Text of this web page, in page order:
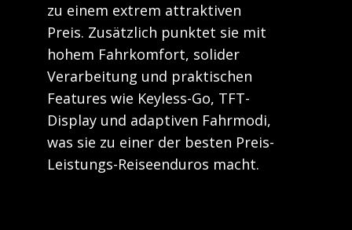
zu einem extrem attraktiven
Preis. Zusätzlich punktet sie mit
hohem Fahrkomfort, solider
Verarbeitung und praktischen
Features wie Keyless-Go, TFT-
Display und adaptiven Fahrmodi,
was sie zu einer der besten Preis-
Leistungs-Reiseenduros macht.